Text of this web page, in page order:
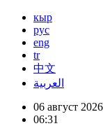
кыр
рус
eng
tr
中文
العربية
06 август 2026
06:31